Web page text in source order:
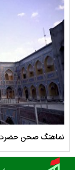
نماهنگ صحن حضرت